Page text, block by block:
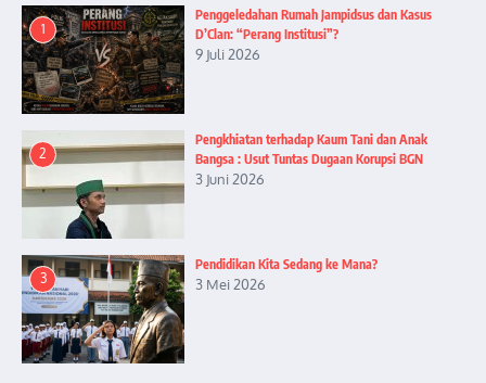
1
Penggeledahan Rumah Jampidsus dan Kasus
D’Clan: “Perang Institusi”?
9 Juli 2026
2
Pengkhiatan terhadap Kaum Tani dan Anak
Bangsa : Usut Tuntas Dugaan Korupsi BGN
3 Juni 2026
3
Pendidikan Kita Sedang ke Mana?
3 Mei 2026